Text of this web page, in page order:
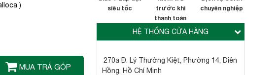
)
MUA TRẢ GÓP
siêu tốc
trước khi
thanh toán
chuyên nghiệp
HỆ THỐNG CỬA HÀNG
270a Đ. Lý Thường Kiệt, Phường 14, Diên
Hồng, Hồ Chí Minh